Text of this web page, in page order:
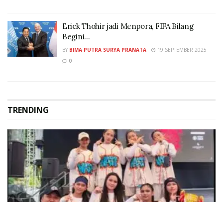
Erick Thohir jadi Menpora, FIFA Bilang
Begini…
BY BIMA PUTRA SURYA PRANATA
19 SEPTEMBER 2025
0
TRENDING